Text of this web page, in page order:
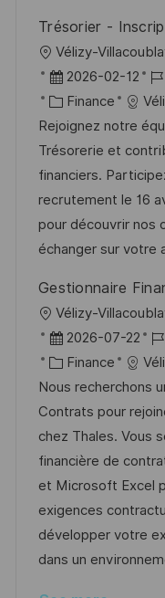
t
e
y
Trésorier -
L
o
c
a
t
i
o
n
Vélizy-
P
o
s
t
e
d
D
a
e
2026-02-12
J
o
b
I
d
C
a
t
e
g
o
r
Finance
Rejoignez notre
Trésorerie et
financiers.
recrutement le 16
pour découvrir nos
échanger sur votre
Gestionnaire
L
o
c
a
t
i
o
n
Vélizy-
P
o
s
t
e
d
D
a
t
e
2026-07-22
J
o
b
I
d
C
a
t
e
g
o
r
y
Finance
Nous recherchons
Contrats pour
chez Thales. Vous
financière de
et Microsoft Excel
exigences
développer votre
dans un